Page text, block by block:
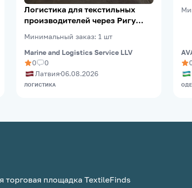
Логистика для текстильных
производителей через Ригу
Минимальный заказ: 1 шт
Marine and Logistics Service LLV
0
0
Латвия 06.08.2026
ЛОГИСТИКА
торговая площадка TextileFinds